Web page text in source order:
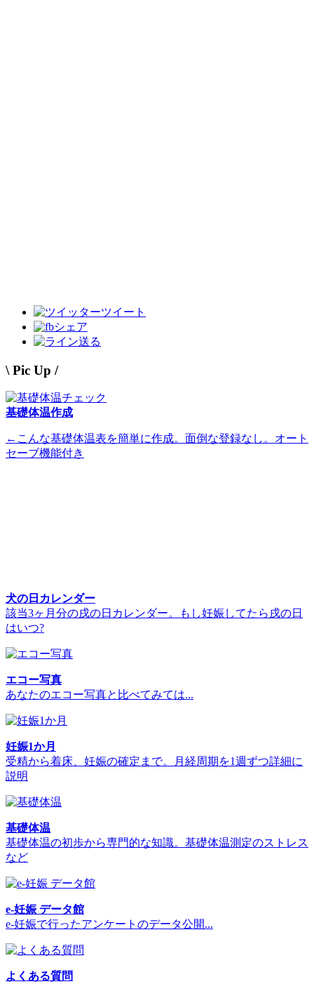
ツイート
シェア
送る
\ Pic Up /
基礎体温作成
←こんな基礎体温表を簡単に作成。面倒な登録なし。オート
セーブ機能付き
犬の日カレンダー
該当3ヶ月分の戌の日カレンダー。もし妊娠してたら戌の日
はいつ?
エコー写真
あなたのエコー写真と比べてみては...
妊娠1か月
受精から着床、妊娠の確定まで。月経周期を1週ずつ詳細に
説明
基礎体温
基礎体温の初歩から専門的な知識。基礎体温測定のストレス
など
e-妊娠 データ館
e-妊娠で行ったアンケートのデータ公開...
よくある質問